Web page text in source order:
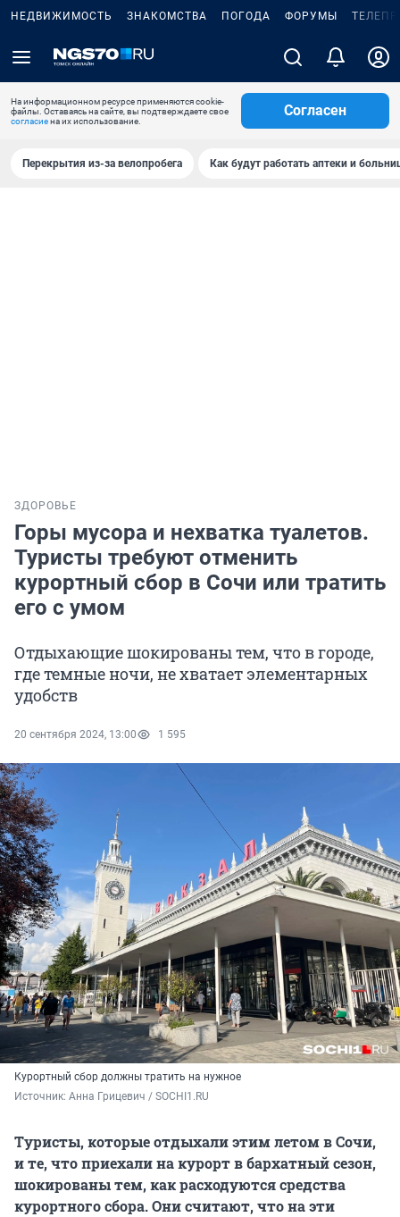
НЕДВИЖИМОСТЬ ЗНАКОМСТВА ПОГОДА ФОРУМЫ
На информационном ресурсе применяются cookie-
файлы. Оставаясь на сайте, вы подтверждаете свое
согласиена их использование.
Согласен
Перекрытия из-за велопробега Как будут работать аптеки и
ЗДОРОВЬЕ
Горы мусора и нехватка туалетов.
Туристы требуют отменить
курортный сбор в Сочи или тратить
его с умом
Отдыхающие шокированы тем, что в городе,
где темные ночи, не хватает элементарных
удобств
20 сентября 2024, 13:00 1 595
Курортный сбор должны тратить на нужное
Источник: Анна Грицевич / SOCHI1.RU
Туристы, которые отдыхали этим летом в Сочи,
и те, что приехали на курорт в бархатный сезон,
шокированы тем, как расходуются средства
курортного сбора. Они считают, что на эти